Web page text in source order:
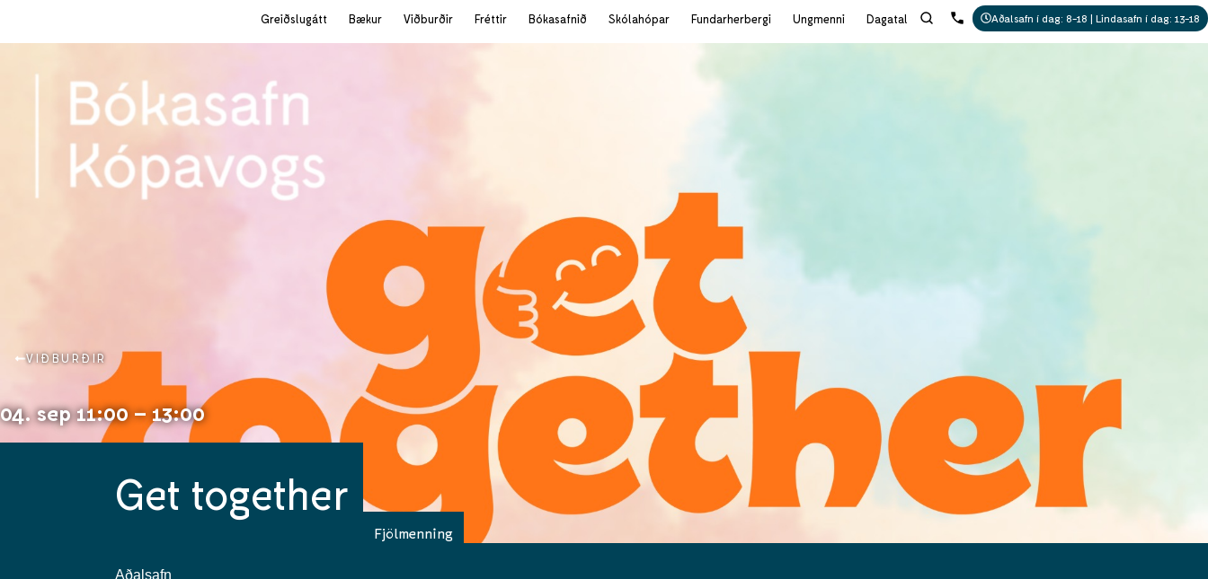
Greiðslugátt Bækur Viðburðir Fréttir Bókasafnið Skólahópar Fundarherbergi Ungmenni Dagatal Aðalsafn í dag: 8-18 | Lindasafn í dag: 13-18
VIÐBURÐIR
04. sep 11:00 – 13:00
Get together
Fjölmenning
Aðalsafn